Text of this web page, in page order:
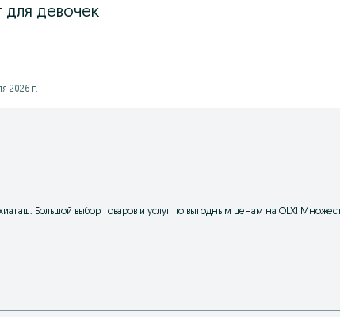
для девочек
2026 г.
Большой выбор товаров и услуг по выгодным ценам на OLX!